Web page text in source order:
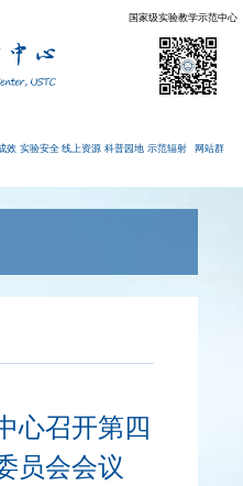
国家级实验教学示范中心
效 实验安全 线上资源 科普园地 示范辐射 网站群
心召开第四
员会会议